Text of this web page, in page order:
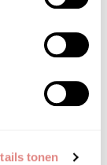
tonen
en
zichtbaar